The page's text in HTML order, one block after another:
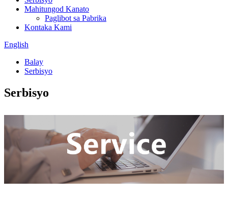
Mahitungod Kanato
Paglibot sa Pabrika
Kontaka Kami
English
Balay
Serbisyo
Serbisyo